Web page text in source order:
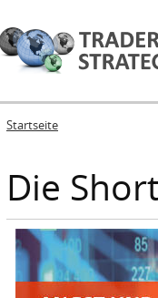
Sie sind hier
Startseite
Die